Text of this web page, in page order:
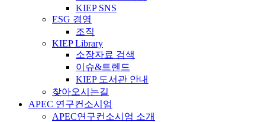
KIEP SNS
ESG 경영
조직
KIEP Library
소장자료 검색
이슈&트렌드
KIEP 도서관 안내
찾아오시는길
APEC 연구컨소시엄
APEC연구컨소시엄 소개